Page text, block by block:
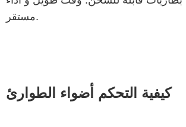
مستقر.
كيفية التحكم أضواء الطوارئ